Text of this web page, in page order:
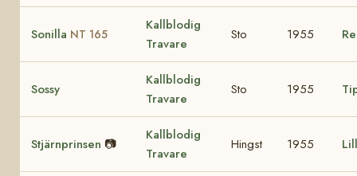
Sonilla NT 165
Kallblodig
Travare
Sto 1955
Sossy
Kallblodig
Travare
Sto 1955
Stjärnprinsen 📷
Kallblodig
Travare
Hingst 1955